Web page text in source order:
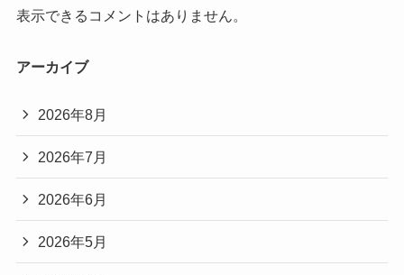
表示できるコメントはありません。
アーカイブ
2026年8月
2026年7月
2026年6月
2026年5月